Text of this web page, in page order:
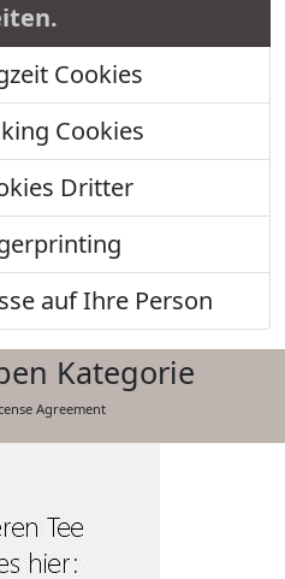
Cookies
Cookies
Dritter
auf Ihre Person
Kategorie
Agreement